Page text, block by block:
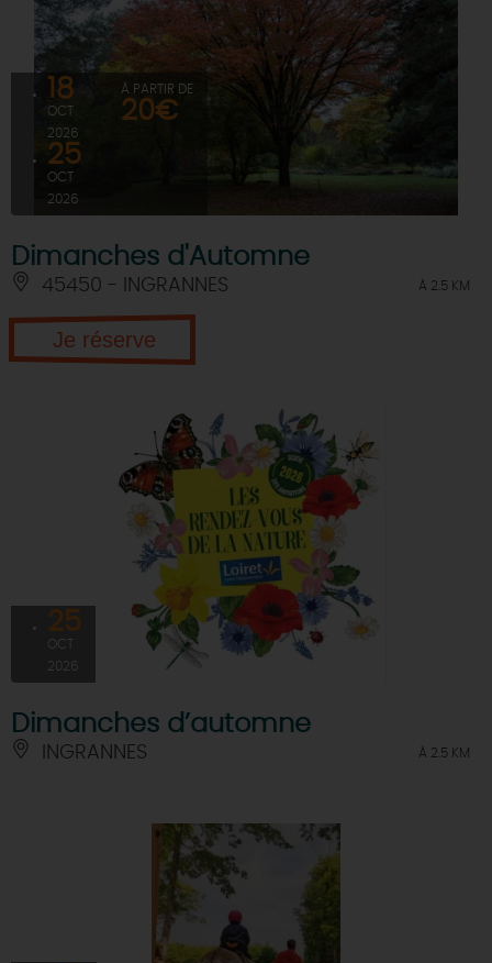
18
OCT
2026
25
OCT
2026
À PARTIR DE
20€
Dimanches d'Automne
45450 - INGRANNES À 2.5 KM
Je réserve
25
OCT
2026
Dimanches d’automne
INGRANNES À 2.5 KM